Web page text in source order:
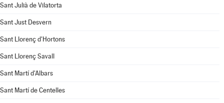
Sant Julià de Vilatorta
Sant Just Desvern
Sant Llorenç d'Hortons
Sant Llorenç Savall
Sant Martí d'Albars
Sant Martí de Centelles